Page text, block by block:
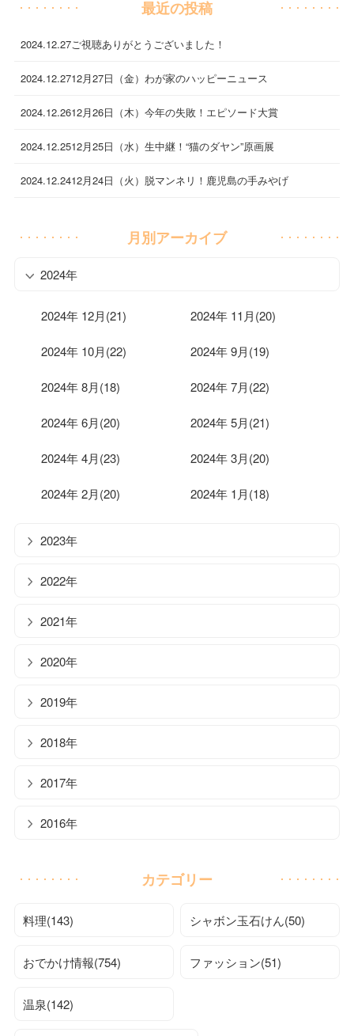
最近の投稿
2024.12.27ご視聴ありがとうございました！
2024.12.2712月27日（金）わが家のハッピーニュース
2024.12.2612月26日（木）今年の失敗！エピソード大賞
2024.12.2512月25日（水）生中継！“猫のダヤン”原画展
2024.12.2412月24日（火）脱マンネリ！鹿児島の手みやげ
月別アーカイブ
2024年
2024年 12月(21) 2024年 11月(20)
2024年 10月(22) 2024年 9月(19)
2024年 8月(18) 2024年 7月(22)
2024年 6月(20) 2024年 5月(21)
2024年 4月(23) 2024年 3月(20)
2024年 2月(20) 2024年 1月(18)
2023年
2022年
2021年
2020年
2019年
2018年
2017年
2016年
カテゴリー
料理(143) シャボン玉石けん(50)
おでかけ情報(754) ファッション(51)
温泉(142)